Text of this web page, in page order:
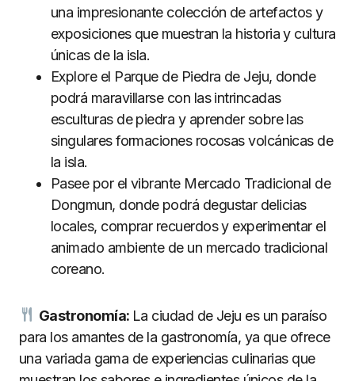
una impresionante colección de artefactos y
exposiciones que muestran la historia y cultura
únicas de la isla.
Explore el Parque de Piedra de Jeju, donde
podrá maravillarse con las intrincadas
esculturas de piedra y aprender sobre las
singulares formaciones rocosas volcánicas de
la isla.
Pasee por el vibrante Mercado Tradicional de
Dongmun, donde podrá degustar delicias
locales, comprar recuerdos y experimentar el
animado ambiente de un mercado tradicional
coreano.
Gastronomía: La ciudad de Jeju es un paraíso
para los amantes de la gastronomía, ya que ofrece
una variada gama de experiencias culinarias que